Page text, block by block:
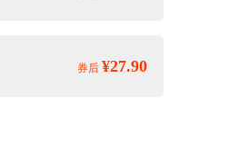
券后 ¥27.90